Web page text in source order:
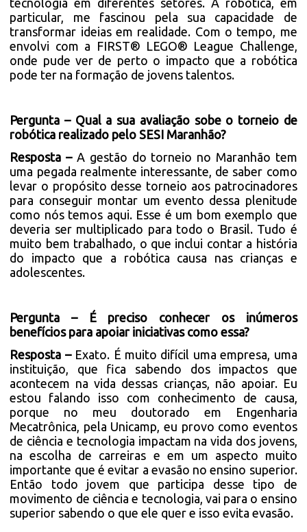
particular, me fascinou pela sua capacidade de
transformar ideias em realidade. Com o tempo, me
envolvi com a FIRST® LEGO® League Challenge,
onde pude ver de perto o impacto que a robótica
pode ter na formação de jovens talentos.
Pergunta – Qual a sua avaliação sobe o torneio de
robótica realizado pelo SESI Maranhão?
Resposta – A gestão do torneio no Maranhão tem
uma pegada realmente interessante, de saber como
levar o propósito desse torneio aos patrocinadores
para conseguir montar um evento dessa plenitude
como nós temos aqui. Esse é um bom exemplo que
deveria ser multiplicado para todo o Brasil. Tudo é
muito bem trabalhado, o que inclui contar a história
do impacto que a robótica causa nas crianças e
adolescentes.
Pergunta – É preciso conhecer os inúmeros
benefícios para apoiar iniciativas como essa?
Resposta – Exato. É muito difícil uma empresa, uma
instituição, que fica sabendo dos impactos que
acontecem na vida dessas crianças, não apoiar. Eu
estou falando isso com conhecimento de causa,
porque no meu doutorado em Engenharia
Mecatrônica, pela Unicamp, eu provo como eventos
de ciência e tecnologia impactam na vida dos jovens,
na escolha de carreiras e em um aspecto muito
importante que é evitar a evasão no ensino superior.
Então todo jovem que participa desse tipo de
movimento de ciência e tecnologia, vai para o ensino
superior sabendo o que ele quer e isso evita evasão.